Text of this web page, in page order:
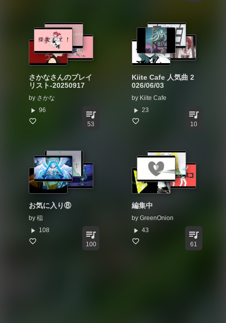
さかなさんのプレイ
リスト-20250917
by さかな
play_arrow 96 queue_music
53
Kiite Cafe 人気曲 2
026/06/03
by Kiite Cafe
play_arrow 23 queue_music
10
お気に入り⑧
by 稲
play_arrow 108 queue_music
100
編集中
by GreenOnion
play_arrow 43 queue_music
61